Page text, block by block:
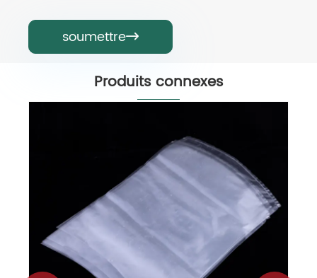
soumettre
Produits connexes